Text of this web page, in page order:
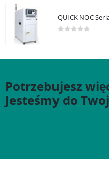
QUICK NOC
Potrzebujesz
Jesteśmy do